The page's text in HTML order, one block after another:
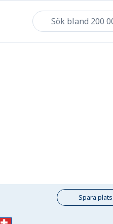
Spara plats